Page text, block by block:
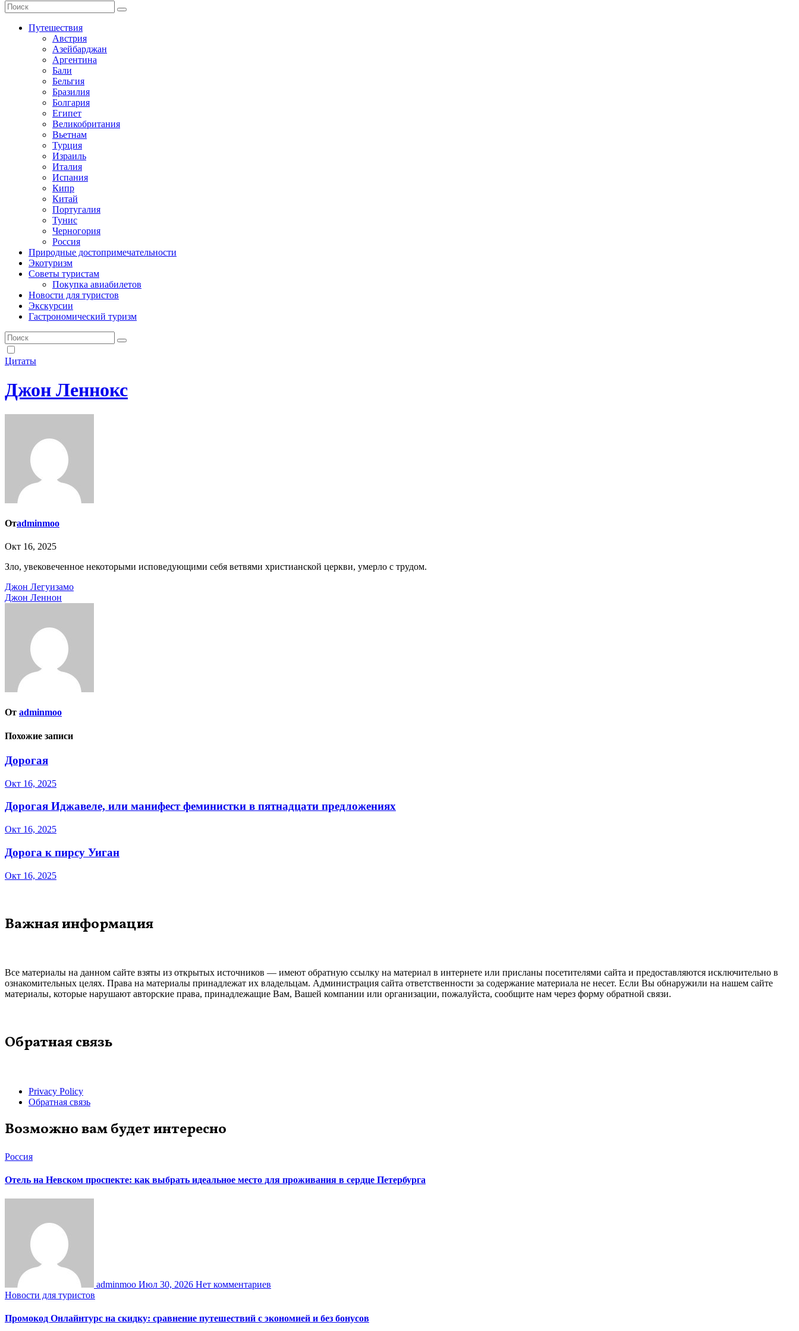
Путешествия
Австрия
Азейбарджан
Аргентина
Бали
Бельгия
Бразилия
Болгария
Египет
Великобритания
Вьетнам
Турция
Израиль
Италия
Испания
Кипр
Китай
Португалия
Тунис
Черногория
Россия
Природные достопримечательности
Экотуризм
Советы туристам
Покупка авиабилетов
Новости для туристов
Экскурсии
Гастрономический туризм
Цитаты
Джон Леннокс
Отadminmoo
Окт 16, 2025
Зло, увековеченное некоторыми исповедующими себя ветвями христианской церкви, умерло с трудом.
Навигация
по
Джон Легуизамо
Джон Леннон
От adminmoo
Похожие записи
Дорогая
Окт 16, 2025
Дорогая Иджавеле, или манифест феминистки в пятнадцати предложениях
Окт 16, 2025
Дорога к пирсу Уиган
Окт 16, 2025
Важная информация
Все материалы на данном сайте взяты из открытых источников — имеют обратную ссылку на материал в интернете или присланы посетителями сайта и предоставляются исключительно в
ознакомительных целях. Права на материалы принадлежат их владельцам. Администрация сайта ответственности за содержание материала не несет. Если Вы обнаружили на нашем сайте
материалы, которые нарушают авторские права, принадлежащие Вам, Вашей компании или организации, пожалуйста, сообщите нам через форму обратной связи.
Обратная связь
Privacy Policy
Обратная связь
Возможно вам будет интересно
Россия
Отель на Невском проспекте: как выбрать идеальное место для проживания в сердце Петербурга
adminmoo Июл 30, 2026 Нет комментариев
Новости для туристов
Промокод Онлайнтурс на скидку: сравнение путешествий с экономией и без бонусов